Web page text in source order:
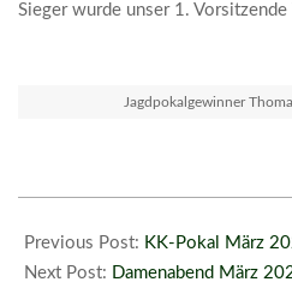
Sieger wurde unser 1.
Jagdpokalgewinner
03-
23
Previous Post: KK-Pokal März
Next Post: Damenabend März